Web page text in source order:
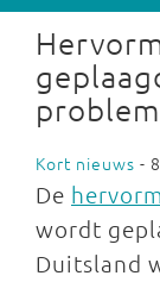
Kort nieuws -
De
wordt
Duitsland